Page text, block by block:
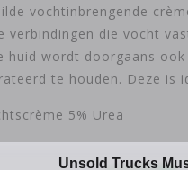
vochtinbrengende
die vocht
wordt doorgaans
te houden. Deze
5% Urea